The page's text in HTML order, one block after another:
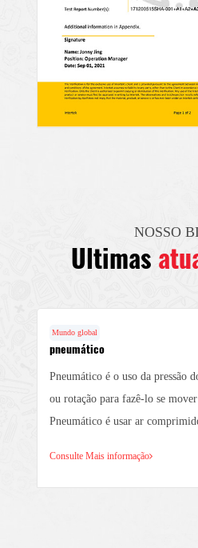
NOSSO
Ultimas
Mundo global
pneumático
Pneumático é o uso da pressão
ou rotação para fazê-lo se
Pneumático é usar ar
Consulte Mais informação